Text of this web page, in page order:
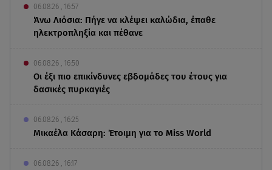
06.08.26 , 16:57
Άνω Λιόσια: Πήγε να κλέψει καλώδια, έπαθε
ηλεκτροπληξία και πέθανε
06.08.26 , 16:50
Οι έξι πιο επικίνδυνες εβδομάδες του έτους για
δασικές πυρκαγιές
06.08.26 , 16:25
Μικαέλα Κάσαρη: Έτοιμη για το Miss World
06.08.26 , 16:17